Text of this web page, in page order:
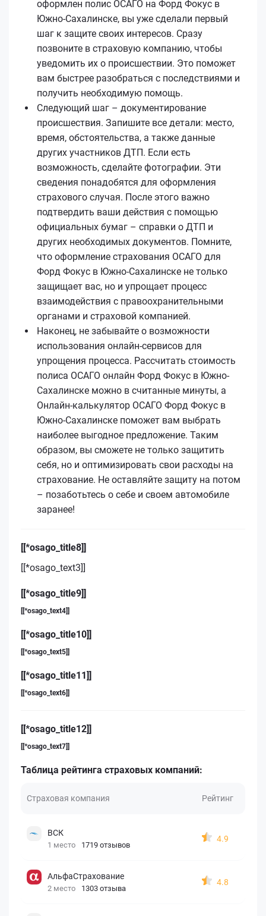
оформлен полис ОСАГО на Форд Фокус в
Южно-Сахалинске, вы уже сделали первый
шаг к защите своих интересов. Сразу
позвоните в страховую компанию, чтобы
уведомить их о происшествии. Это поможет
вам быстрее разобраться с последствиями и
получить необходимую помощь.
Следующий шаг – документирование
происшествия. Запишите все детали: место,
время, обстоятельства, а также данные
других участников ДТП. Если есть
возможность, сделайте фотографии. Эти
сведения понадобятся для оформления
страхового случая. После этого важно
подтвердить ваши действия с помощью
официальных бумаг – справки о ДТП и
других необходимых документов. Помните,
что оформление страхования ОСАГО для
Форд Фокус в Южно-Сахалинске не только
защищает вас, но и упрощает процесс
взаимодействия с правоохранительными
органами и страховой компанией.
Наконец, не забывайте о возможности
использования онлайн-сервисов для
упрощения процесса. Рассчитать стоимость
полиса ОСАГО онлайн Форд Фокус в Южно-
Сахалинске можно в считанные минуты, а
Онлайн-калькулятор ОСАГО Форд Фокус в
Южно-Сахалинске поможет вам выбрать
наиболее выгодное предложение. Таким
образом, вы сможете не только защитить
себя, но и оптимизировать свои расходы на
страхование. Не оставляйте защиту на потом
– позаботьтесь о себе и своем автомобиле
заранее!
[[*osago_title8]]
[[*osago_text3]]
[[*osago_title9]]
[[*osago_text4]]
[[*osago_title10]]
[[*osago_text5]]
[[*osago_title11]]
[[*osago_text6]]
[[*osago_title12]]
[[*osago_text7]]
Таблица рейтинга страховых компаний:
Страховая компания Рейтинг
ВСК
1 место 1719 отзывов
4.9
АльфаСтрахование
2 место 1303 отзыва
4.8